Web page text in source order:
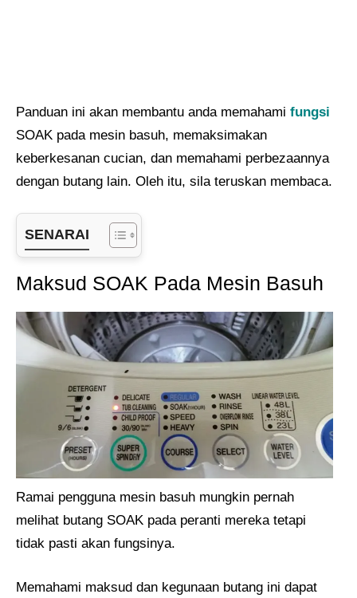
Panduan ini akan membantu anda memahami fungsi
SOAK pada mesin basuh, memaksimakan
keberkesanan cucian, dan memahami perbezaannya
dengan butang lain. Oleh itu, sila teruskan membaca.
SENARAI
Maksud SOAK Pada Mesin Basuh
Ramai pengguna mesin basuh mungkin pernah
melihat butang SOAK pada peranti mereka tetapi
tidak pasti akan fungsinya.
Memahami maksud dan kegunaan butang ini dapat